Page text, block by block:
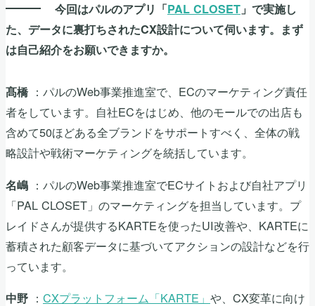
今回はパルのアプリ「PAL CLOSET 」で実施し
た、データに裏打ちされたCX設計について伺います。まず
は自己紹介をお願いできますか。
髙橋：パルのWeb事業推進室で、ECのマーケティング責任
者をしています。自社ECをはじめ、他のモールでの出店も
含めて50ほどある全ブランドをサポートすべく、全体の戦
略設計や戦術マーケティングを統括しています。
名嶋 ：パルのWeb事業推進室でECサイトおよび自社アプリ
「PAL CLOSET」のマーケティングを担当しています。プ
レイドさんが提供するKARTEを使ったUI改善や、KARTEに
蓄積された顧客データに基づいてアクションの設計などを行
っています。
中野 ： CXプラットフォーム「KARTE」 や、CX変革に向け